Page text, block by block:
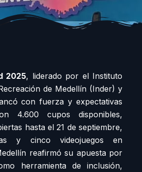
2025, liderado por el Instituto
de Medellín (Inder) y
con fuerza y expectativas
4.600 cupos disponibles,
hasta el 21 de septiembre,
y cinco videojuegos en
reafirmó su apuesta por
herramienta de inclusión,